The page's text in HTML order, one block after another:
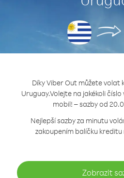
Díky Viber Out můžete volat
Uruguay.Volejte na jakékoli
mobil! – sazby od
Nejlepší sazby za minutu
zakoupením balíčku
Zobrazit